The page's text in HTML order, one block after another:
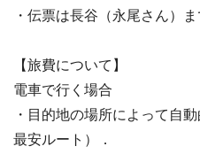
・伝票は長谷（永尾さん）
【旅費について】
電車で行く場合
・目的地の場所によって自
最安ルート）．